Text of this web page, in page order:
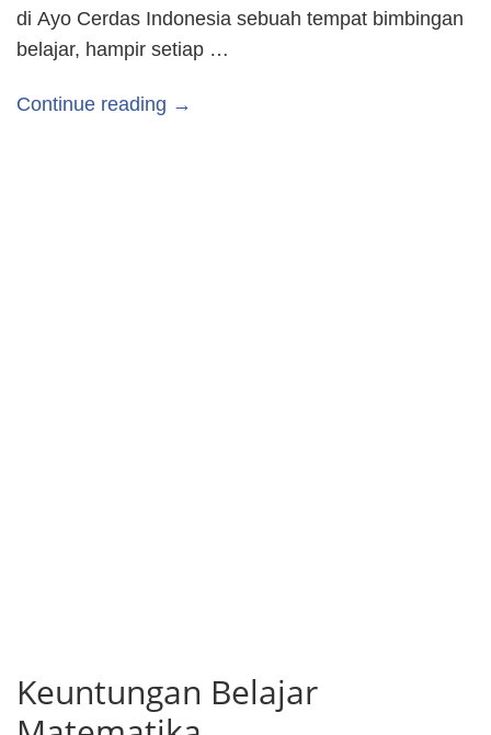
di Ayo Cerdas Indonesia sebuah tempat bimbingan
belajar, hampir setiap …
Continue reading →
Keuntungan Belajar